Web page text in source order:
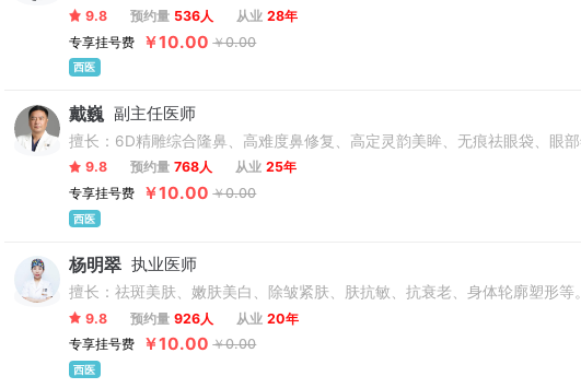
9.8 预约量 536人 从业 28年
专享挂号费
￥10.00 ￥0.00
西医
戴巍 副主任医师
擅长：6D精雕综合隆鼻、高难度鼻修复、高定灵韵美眸、无痕祛眼袋、眼
9.8 预约量 768人 从业 25年
专享挂号费
￥10.00 ￥0.00
西医
杨明翠 执业医师
擅长：祛斑美肤、嫩肤美白、除皱紧肤、肤抗敏、抗衰老、身体轮廓塑形等。
9.8 预约量 926人 从业 20年
专享挂号费
￥10.00 ￥0.00
西医